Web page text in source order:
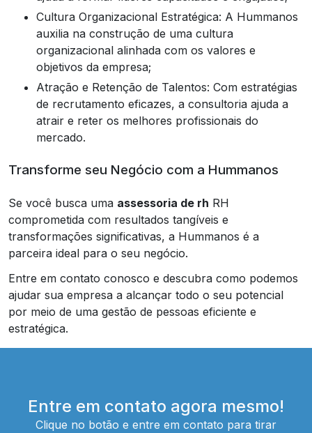
Cultura Organizacional Estratégica: A Hummanos
auxilia na construção de uma cultura
organizacional alinhada com os valores e
objetivos da empresa;
Atração e Retenção de Talentos: Com estratégias
de recrutamento eficazes, a consultoria ajuda a
atrair e reter os melhores profissionais do
mercado.
Transforme seu Negócio com a Hummanos
Se você busca uma assessoria de rh RH
comprometida com resultados tangíveis e
transformações significativas, a Hummanos é a
parceira ideal para o seu negócio.
Entre em contato conosco e descubra como podemos
ajudar sua empresa a alcançar todo o seu potencial
por meio de uma gestão de pessoas eficiente e
estratégica.
Entre em contato agora mesmo!
Clique no botão e entre em contato para tirar